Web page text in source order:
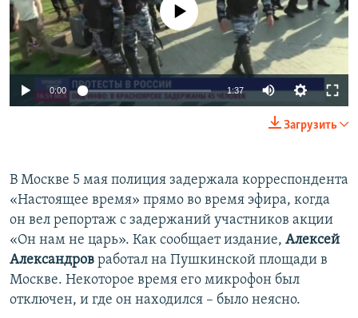
ПОБЕДИТЕЛЕЙ НЕ СУДЯТ?
КРЫМ.НЕПОКОРЕННЫЙ
ELIFBE
УКРАИНСКАЯ ПРОБЛЕМА КРЫМА
ПРИСОЕДИНЯЙТЕСЬ!No media source currently available
0:00 1:37
Загрузить
В Москве 5 мая полиция задержала корреспондента
«Настоящее время» прямо во время эфира, когда
он вел репортаж с задержаний участников акции
«Он нам не царь». Как сообщает издание, Алексей
Александров работал на Пушкинской площади в
Москве. Некоторое время его микрофон был
отключен, и где он находился – было неясно.